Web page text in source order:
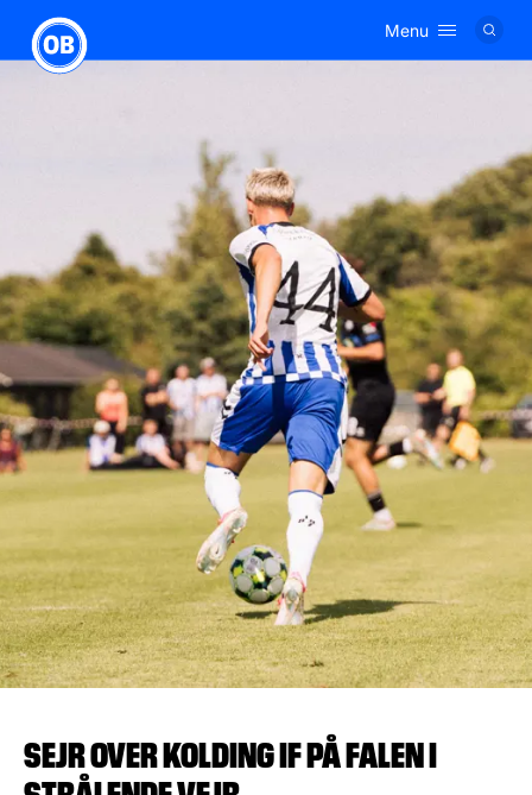
Menu
SEJR OVER KOLDING IF PÅ FALEN I